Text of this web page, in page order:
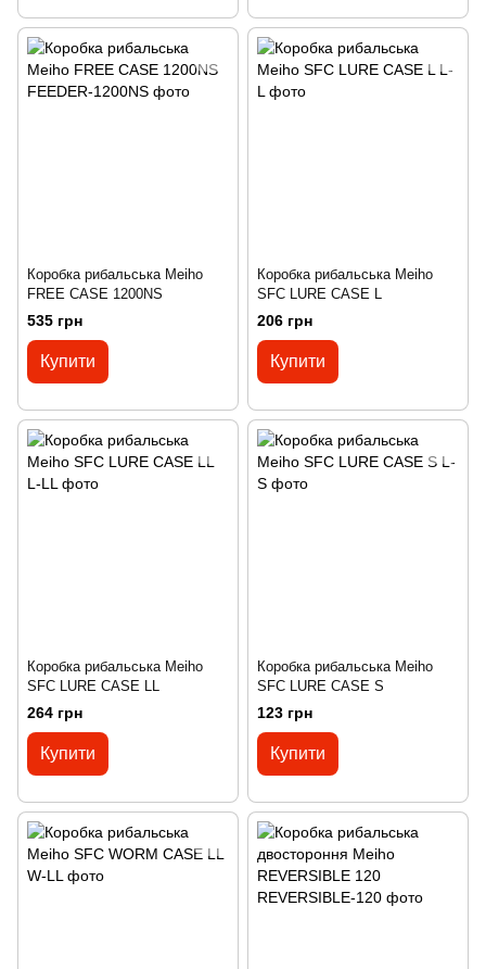
Коробка рибальська Meiho
FREE CASE 1200NS
535 грн
Купити
Коробка рибальська Meiho
SFC LURE CASE L
206 грн
Купити
Коробка рибальська Meiho
SFC LURE CASE LL
264 грн
Купити
Коробка рибальська Meiho
SFC LURE CASE S
123 грн
Купити